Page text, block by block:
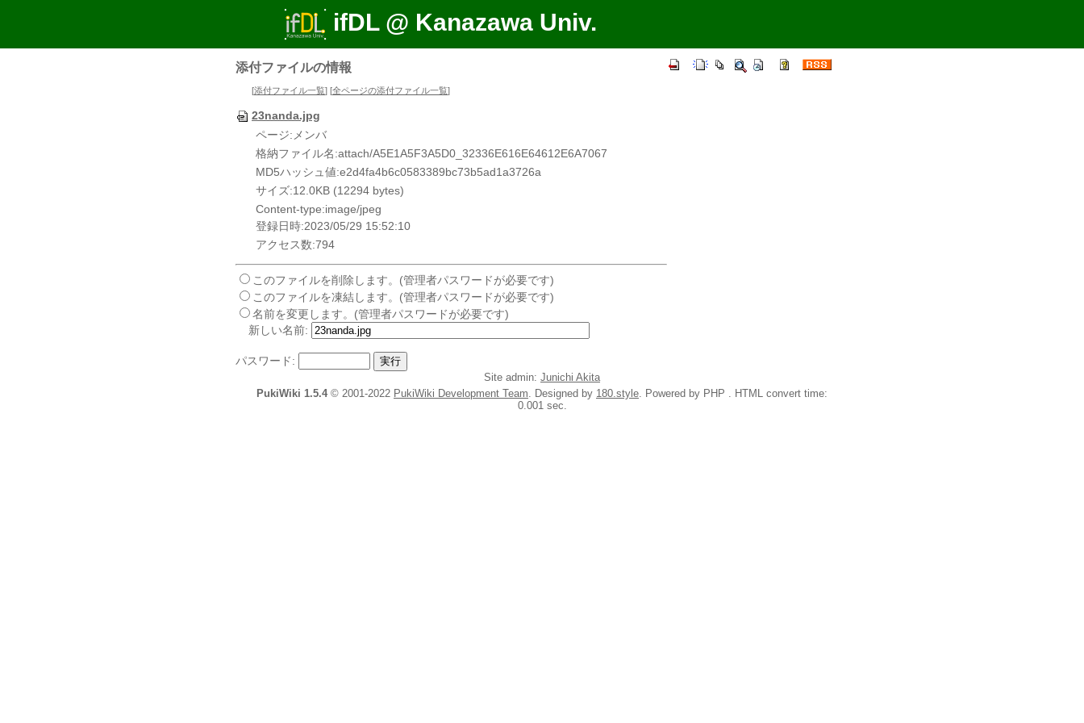
ifDL @ Kanazawa Univ.
添付ファイルの情報
[添付ファイル一覧] [全ページの添付ファイル一覧]
23nanda.jpg
ページ:メンバ
格納ファイル名:attach/A5E1A5F3A5D0_32336E616E64612E6A7067
MD5ハッシュ値:e2d4fa4b6c0583389bc73b5ad1a3726a
サイズ:12.0KB (12294 bytes)
Content-type:image/jpeg
登録日時:2023/05/29 15:52:10
アクセス数:794
このファイルを削除します。(管理者パスワードが必要です)
このファイルを凍結します。(管理者パスワードが必要です)
名前を変更します。(管理者パスワードが必要です)
新しい名前:
パスワード:
Site admin: Junichi Akita
PukiWiki 1.5.4© 2001-2022 PukiWiki Development Team. Designed by 180.style. Powered by PHP . HTML convert time:
0.001 sec.